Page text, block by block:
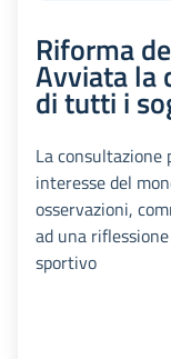
Riforma
Avviata la
di tutti i
La
interesse del
osservazioni,
ad una
sportivo